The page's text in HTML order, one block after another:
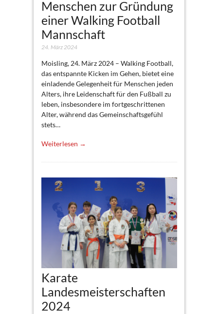
Menschen zur Gründung
einer Walking Football
Mannschaft
24. März 2024
Moisling, 24. März 2024 – Walking Football,
das entspannte Kicken im Gehen, bietet eine
einladende Gelegenheit für Menschen jeden
Alters, ihre Leidenschaft für den Fußball zu
leben, insbesondere im fortgeschrittenen
Alter, während das Gemeinschaftsgefühl
stets…
Weiterlesen →
Karate
Landesmeisterschaften
2024